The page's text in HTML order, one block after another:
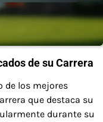
de su Carrera
de los mejores
que destaca su
durante su